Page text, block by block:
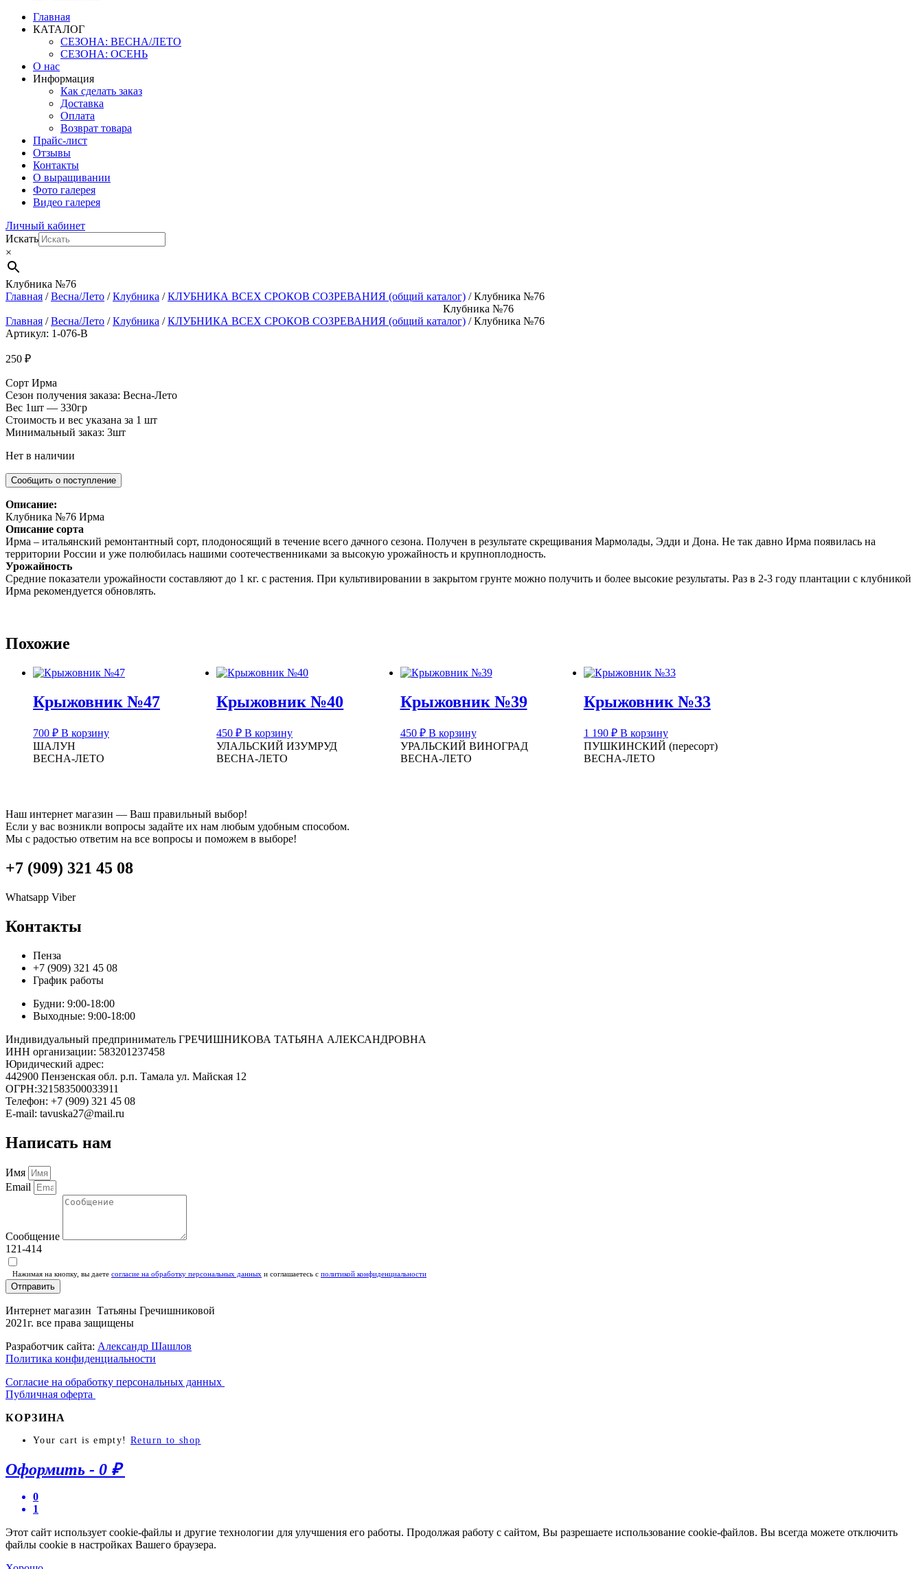
Главная
КАТАЛОГ
СЕЗОНА: ВЕСНА/ЛЕТО
СЕЗОНА: ОСЕНЬ
О нас
Информация
Как сделать заказ
Доставка
Оплата
Возврат товара
Прайс-лист
Отзывы
Контакты
О выращивании
Фото галерея
Видео галерея
Личный кабинет
Искать
×
Клубника №76
Главная /Весна/Лето /Клубника /КЛУБНИКА ВСЕХ СРОКОВ СОЗРЕВАНИЯ (общий каталог) / Клубника №76
Клубника №76
Главная /Весна/Лето /Клубника /КЛУБНИКА ВСЕХ СРОКОВ СОЗРЕВАНИЯ (общий каталог) / Клубника №76
Артикул: 1-076-В
250 ₽
Сорт Ирма
Сезон получения заказа: Весна-Лето
Вес 1шт — 330гр
Стоимость и вес указана за 1 шт
Минимальный заказ: 3шт
Нет в наличии
Описание:
Клубника №76 Ирма
Описание сорта
Ирма – итальянский ремонтантный сорт, плодоносящий в течение всего дачного сезона. Получен в результате скрещивания Мармолады, Эдди и Дона. Не так давно Ирма появилась на
территории России и уже полюбилась нашими соотечественниками за высокую урожайность и крупноплодность.
Урожайность
Средние показатели урожайности составляют до 1 кг. с растения. При культивировании в закрытом грунте можно получить и более высокие результаты. Раз в 2-3 году плантации с клубникой
Ирма рекомендуется обновлять.
Похожие
Крыжовник №47
700 ₽ В корзину
ШАЛУН
ВЕСНА-ЛЕТО
Крыжовник №40
450₽ В корзину
УЛАЛЬСКИЙ ИЗУМРУД
ВЕСНА-ЛЕТО
Крыжовник №39
450 ₽ В корзину
УРАЛЬСКИЙ ВИНОГРАД
ВЕСНА-ЛЕТО
Крыжовник №33
1 190 ₽ В корзину
ПУШКИНСКИЙ (пересорт)
ВЕСНА-ЛЕТО
Наш интернет магазин — Ваш правильный выбор!
Если у вас возникли вопросы задайте их нам любым удобным способом.
Мы с радостью ответим на все вопросы и поможем в выборе!
+7 (909) 321 45 08
Whatsapp Viber
Контакты
Пенза
+7 (909) 321 45 08
График работы
Будни: 9:00-18:00
Выходные: 9:00-18:00
Индивидуальный предприниматель ГРЕЧИШНИКОВА ТАТЬЯНА АЛЕКСАНДРОВНА
ИНН организации: 583201237458
Юридический адрес:
442900 Пензенская обл. р.п. Тамала ул. Майская 12
ОГРН:321583500033911
Телефон: +7 (909) 321 45 08
E-mail: tavuska27@mail.ru
Написать нам
Имя
Email
Сообщение
121-414
Нажимая на кнопку, вы даете согласие на обработку персональных данных и соглашаетесь c политикой конфиденциальности
Отправить
Интернет магазин Татьяны Гречишниковой
2021г. все права защищены
Разработчик сайта: Александр Шашлов
Политика конфиденциальности
Согласие на обработку персональных данных
Публичная оферта
КОРЗИНА
Your cart is empty! Return to shop
Оформить - 0 ₽
0
1
Этот сайт использует cookie-файлы и другие технологии для улучшения его работы. Продолжая работу с сайтом, Вы разрешаете использование cookie-файлов. Вы всегда можете отключить
файлы cookie в настройках Вашего браузера.